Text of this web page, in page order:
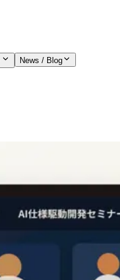
News / Blog